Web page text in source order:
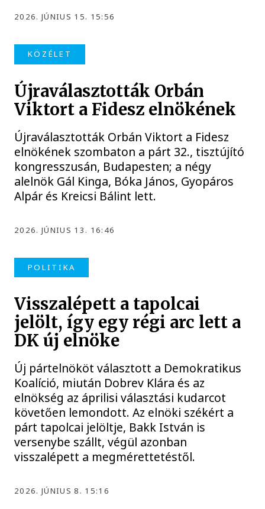
2026. JÚNIUS 15. 15:56
KÖZÉLET
Újraválasztották Orbán
Viktort a Fidesz elnökének
Újraválasztották Orbán Viktort a Fidesz
elnökének szombaton a párt 32., tisztújító
kongresszusán, Budapesten; a négy
alelnök Gál Kinga, Bóka János, Gyopáros
Alpár és Kreicsi Bálint lett.
2026. JÚNIUS 13. 16:46
POLITIKA
Visszalépett a tapolcai
jelölt, így egy régi arc lett a
DK új elnöke
Új pártelnököt választott a Demokratikus
Koalíció, miután Dobrev Klára és az
elnökség az áprilisi választási kudarcot
követően lemondott. Az elnöki székért a
párt tapolcai jelöltje, Bakk István is
versenybe szállt, végül azonban
visszalépett a megmérettetéstől.
2026. JÚNIUS 8. 15:16